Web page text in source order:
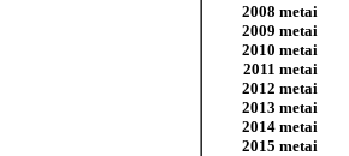
2008 metai
2009 metai
2010 metai
2011 metai
2012 metai
2013 metai
2014 metai
2015 metai